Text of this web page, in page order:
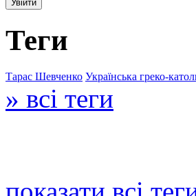
Теги
Тарас Шевченко Українська греко-
» всі теги